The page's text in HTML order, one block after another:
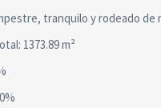
tranquilo y rodeado de
1373.89 m²